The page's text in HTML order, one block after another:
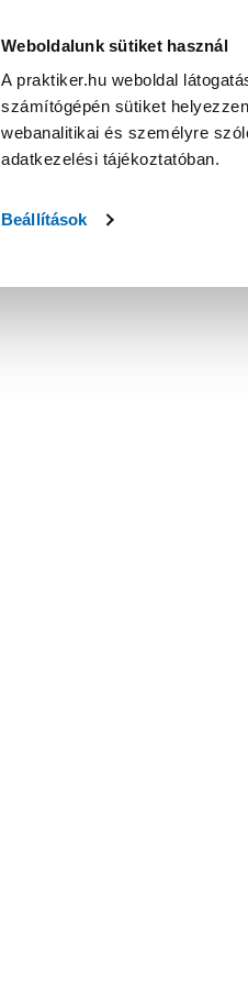
Weboldalunk sütiket használ
A praktiker.hu weboldal
számítógépén sütiket
webanalitikai és személyre
adatkezelési tájékoztatóban.
Beállítások